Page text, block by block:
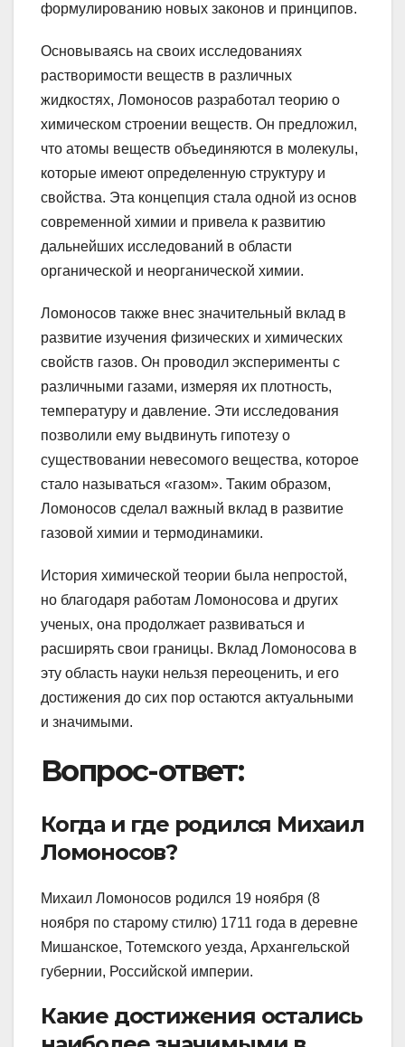
формулированию новых законов и принципов.
Основываясь на своих исследованиях
растворимости веществ в различных
жидкостях, Ломоносов разработал теорию о
химическом строении веществ. Он предложил,
что атомы веществ объединяются в молекулы,
которые имеют определенную структуру и
свойства. Эта концепция стала одной из основ
современной химии и привела к развитию
дальнейших исследований в области
органической и неорганической химии.
Ломоносов также внес значительный вклад в
развитие изучения физических и химических
свойств газов. Он проводил эксперименты с
различными газами, измеряя их плотность,
температуру и давление. Эти исследования
позволили ему выдвинуть гипотезу о
существовании невесомого вещества, которое
стало называться «газом». Таким образом,
Ломоносов сделал важный вклад в развитие
газовой химии и термодинамики.
История химической теории была непростой,
но благодаря работам Ломоносова и других
ученых, она продолжает развиваться и
расширять свои границы. Вклад Ломоносова в
эту область науки нельзя переоценить, и его
достижения до сих пор остаются актуальными
и значимыми.
Вопрос-ответ:
Когда и где родился Михаил
Ломоносов?
Михаил Ломоносов родился 19 ноября (8
ноября по старому стилю) 1711 года в деревне
Мишанское, Тотемского уезда, Архангельской
губернии, Российской империи.
Какие достижения остались